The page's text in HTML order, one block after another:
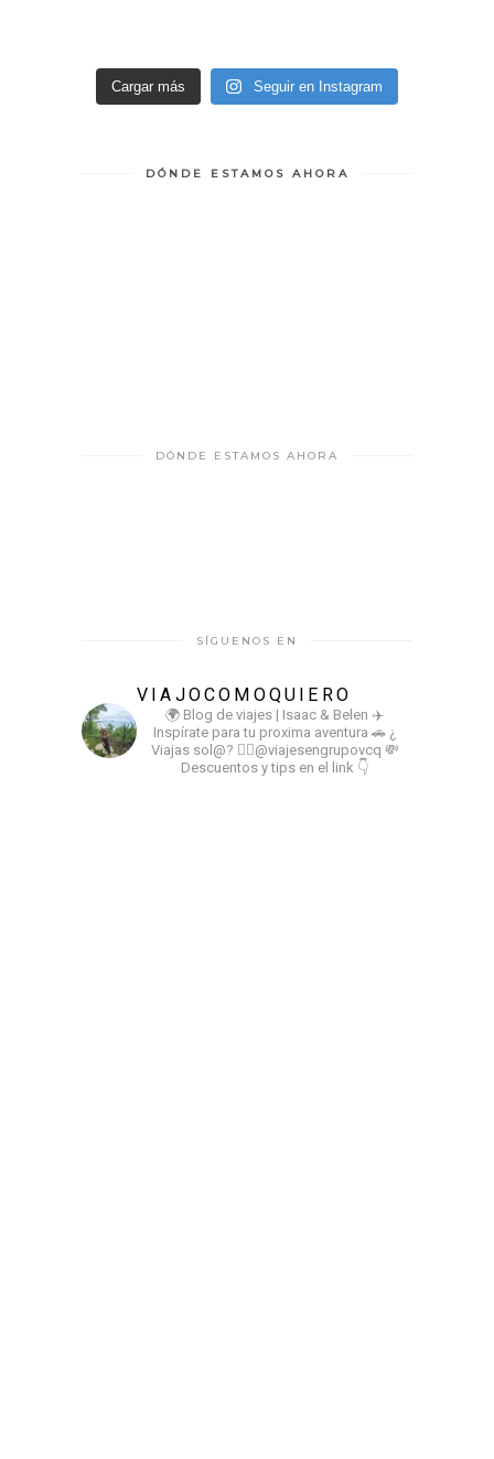
Cargar más Seguir en Instagram
DÓNDE ESTAMOS AHORA
DÓNDE ESTAMOS AHORA
SÍGUENOS EN
VIAJOCOMOQUIERO
🌍 Blog de viajes | Isaac & Belen ✈️
Inspírate para tu proxima aventura 🚗 ¿
Viajas sol@? 👉🏻@viajesengrupovcq 💸
Descuentos y tips en el link 👇